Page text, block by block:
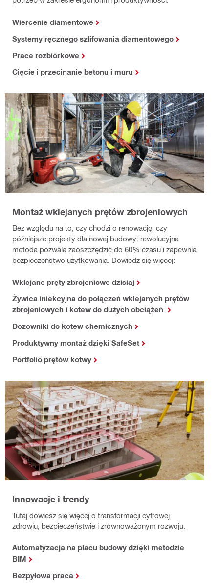
Wiercenie diamentowe
Systemy ręcznego szlifowania diamentowego
Prace rozbiórkowe
Cięcie i przecinanie betonu i muru
Montaż wklejanych prętów zbrojeniowych
Bez względu na to, czy chodzi o renowację, czy
późniejsze projekty dla nowej budowy: rewolucyjna
metoda pozwala zaoszczędzić do 60% czasu i zapewnia
bezpieczeństwo użytkowania. Dowiedz się więcej:
Wklejane pręty zbrojeniowe dzisiaj
Żywica iniekcyjna do połączeń wklejanych prętów
zbrojeniowych i kotew do dużych obciążeń
Dozowniki do kotew chemicznych
Produktywny montaż dzięki SafeSet
Portfolio prętów kotwy
Innowacje i trendy
Tutaj dowiesz się więcej o transformacji cyfrowej,
zdrowiu, bezpieczeństwie i zrównoważonym rozwoju.
Automatyzacja na placu budowy dzięki metodzie
BIM
Bezpyłowa praca